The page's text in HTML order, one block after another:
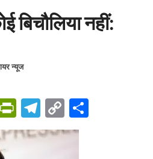
बिचौलिया नहीं:
न्यूज
P
ri
nt
T
el
C
o